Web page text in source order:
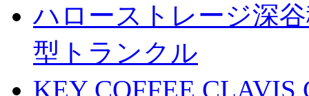
ハローストレージ深
型トランクル
KEY COFFEE